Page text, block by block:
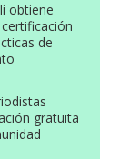
obtiene
de
gratuita